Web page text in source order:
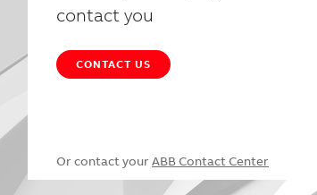
contact you
CONTACT US
Or contact your ABB Contact Center